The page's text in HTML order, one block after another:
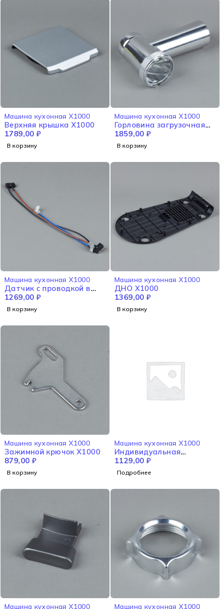
Машина кухонная X1000
Верхняя крышка X1000
1789,00 ₽
В корзину
Машина кухонная X1000
Горловина загрузочная
X1000
1859,00 ₽
В корзину
Машина кухонная X1000
Датчик с проводкой в
сборе X1000
1269,00 ₽
В корзину
Машина кухонная X1000
ДНО X1000
1369,00 ₽
В корзину
Машина кухонная X1000
Зажимной крючок X1000
879,00 ₽
В корзину
Машина кухонная X1000
Индивидуальная
упаковка RED X1000
1129,00 ₽
Подробнее
Машина кухонная X1000 Машина кухонная X1000